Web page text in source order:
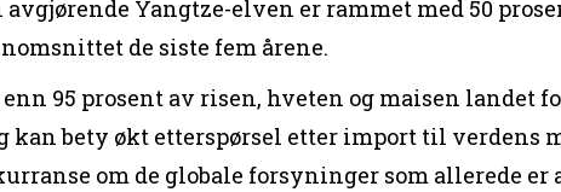
avgjørende Yangtze-elven er rammet med 50
de siste fem årene.
95 prosent av risen, hveten og maisen landet
kan bety økt etterspørsel etter import til verdens
om de globale forsyninger som allerede er